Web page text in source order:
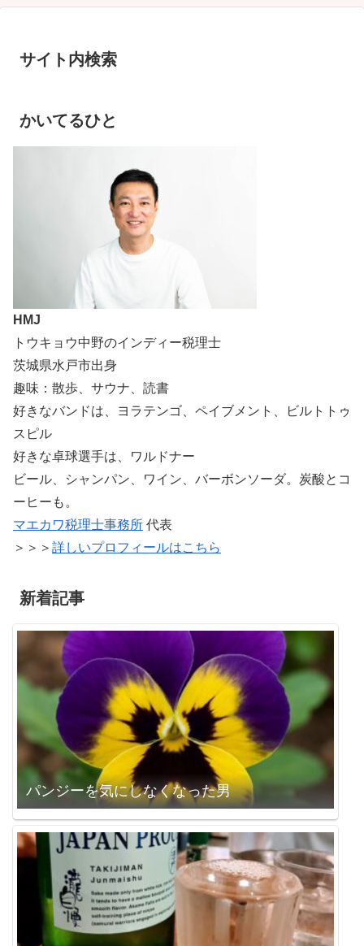
サイト内検索
かいてるひと
HMJ
トウキョウ中野のインディー税理士
茨城県水戸市出身
趣味：散歩、サウナ、読書
好きなバンドは、ヨラテンゴ、ペイブメント、ビルトトゥ
スピル
好きな卓球選手は、ワルドナー
ビール、シャンパン、ワイン、バーボンソーダ。炭酸とコ
ーヒーも。
マエカワ税理士事務所 代表
＞＞＞ 詳しいプロフィールはこちら
新着記事
パンジーを気にしなくなった男